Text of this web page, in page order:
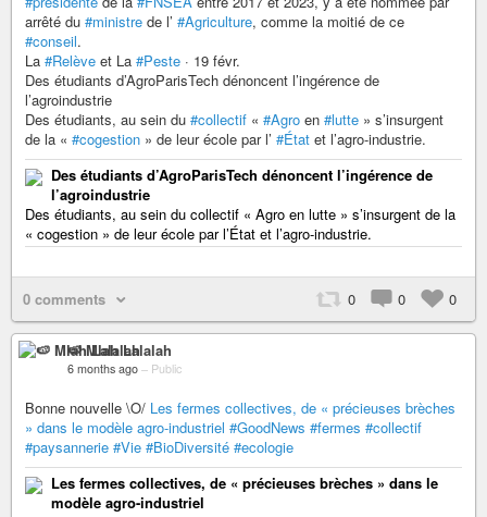
arrêté du #ministre de l’ #Agriculture, comme la moitié de ce
#conseil.
La #Relève et La #Peste · 19 févr.
Des étudiants d’AgroParisTech dénoncent l’ingérence de
l’agroindustrie
Des étudiants, au sein du #collectif « #Agro en #lutte » s’insurgent
de la « #cogestion » de leur école par l’ #État et l’agro-industrie.
Des étudiants d’AgroParisTech dénoncent l’ingérence de
l’agroindustrie
Des étudiants, au sein du collectif « Agro en lutte » s’insurgent de la
« cogestion » de leur école par l’État et l’agro-industrie.
0 comments 0 0 0
🍉 Mlah Lalalah
6 months ago – Public
Bonne nouvelle \O/ Les fermes collectives, de « précieuses brèches
» dans le modèle agro-industriel #GoodNews #fermes #collectif
#paysannerie #Vie #BioDiversité #ecologie
Les fermes collectives, de « précieuses brèches » dans le
modèle agro-industriel